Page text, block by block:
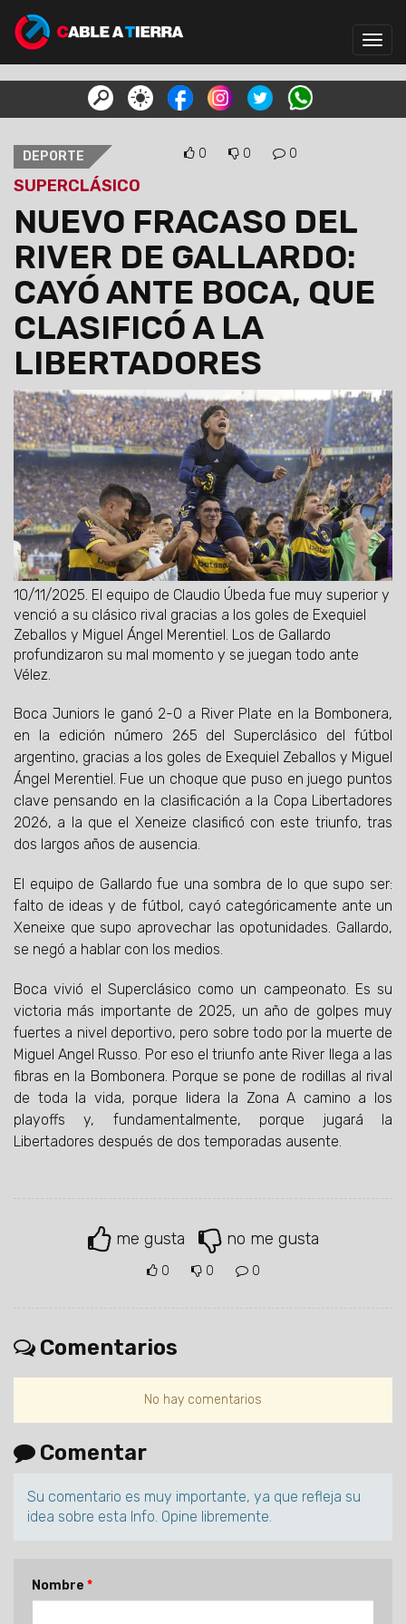
DEPORTE 0 0 0
SUPERCLÁSICO
NUEVO FRACASO DEL
RIVER DE GALLARDO:
CAYÓ ANTE BOCA, QUE
CLASIFICÓ A LA
LIBERTADORES
10/11/2025. El equipo de Claudio Úbeda fue muy superior y
venció a su clásico rival gracias a los goles de Exequiel
Zeballos y Miguel Ángel Merentiel. Los de Gallardo
profundizaron su mal momento y se juegan todo ante
Vélez.
Boca Juniors le ganó 2-0 a River Plate en la Bombonera,
en la edición número 265 del Superclásico del fútbol
argentino, gracias a los goles de Exequiel Zeballos y Miguel
Ángel Merentiel. Fue un choque que puso en juego puntos
clave pensando en la clasificación a la Copa Libertadores
2026, a la que el Xeneize clasificó con este triunfo, tras
dos largos años de ausencia.
El equipo de Gallardo fue una sombra de lo que supo ser:
falto de ideas y de fútbol, cayó categóricamente ante un
Xeneixe que supo aprovechar las opotunidades. Gallardo,
se negó a hablar con los medios.
Boca vivió el Superclásico como un campeonato. Es su
victoria más importante de 2025, un año de golpes muy
fuertes a nivel deportivo, pero sobre todo por la muerte de
Miguel Angel Russo. Por eso el triunfo ante River llega a las
fibras en la Bombonera. Porque se pone de rodillas al rival
de toda la vida, porque lidera la Zona A camino a los
playoffs y, fundamentalmente, porque jugará la
Libertadores después de dos temporadas ausente.
me gusta no me gusta
0 0 0
Comentarios
No hay comentarios
Comentar
Su comentario es muy importante, ya que refleja su
idea sobre esta Info. Opine libremente.
Nombre